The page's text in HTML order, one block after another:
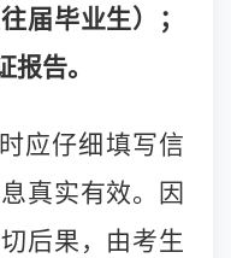
届毕业生）；
告。
应仔细填写信
真实有效。因
后果，由考生